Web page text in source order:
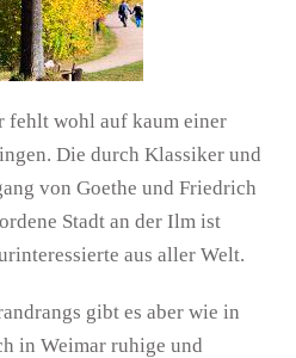
fehlt wohl auf kaum einer
Die durch Klassiker und
von Goethe und Friedrich
Stadt an der Ilm ist
aus aller Welt.
gibt es aber wie in
in Weimar ruhige und